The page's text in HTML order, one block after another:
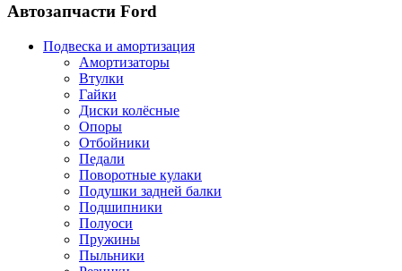
Автозапчасти Ford
Подвеска и амортизация
Амортизаторы
Втулки
Гайки
Диски колёсные
Опоры
Отбойники
Педали
Поворотные кулаки
Подушки задней балки
Подшипники
Полуоси
Пружины
Пыльники